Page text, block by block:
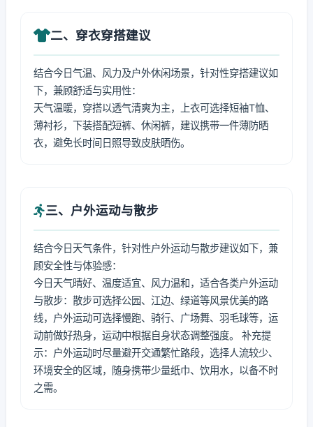
二、穿衣穿搭建议
结合今日气温、风力及户外休闲场景，针对性穿搭建议如
下，兼顾舒适与实用性：
天气温暖，穿搭以透气清爽为主，上衣可选择短袖T恤、
薄衬衫，下装搭配短裤、休闲裤，建议携带一件薄防晒
衣，避免长时间日照导致皮肤晒伤。
三、户外运动与散步
结合今日天气条件，针对性户外运动与散步建议如下，兼
顾安全性与体验感：
今日天气晴好、温度适宜、风力温和，适合各类户外运动
与散步：散步可选择公园、江边、绿道等风景优美的路
线，户外运动可选择慢跑、骑行、广场舞、羽毛球等，运
动前做好热身，运动中根据自身状态调整强度。 补充提
示：户外运动时尽量避开交通繁忙路段，选择人流较少、
环境安全的区域，随身携带少量纸巾、饮用水，以备不时
之需。